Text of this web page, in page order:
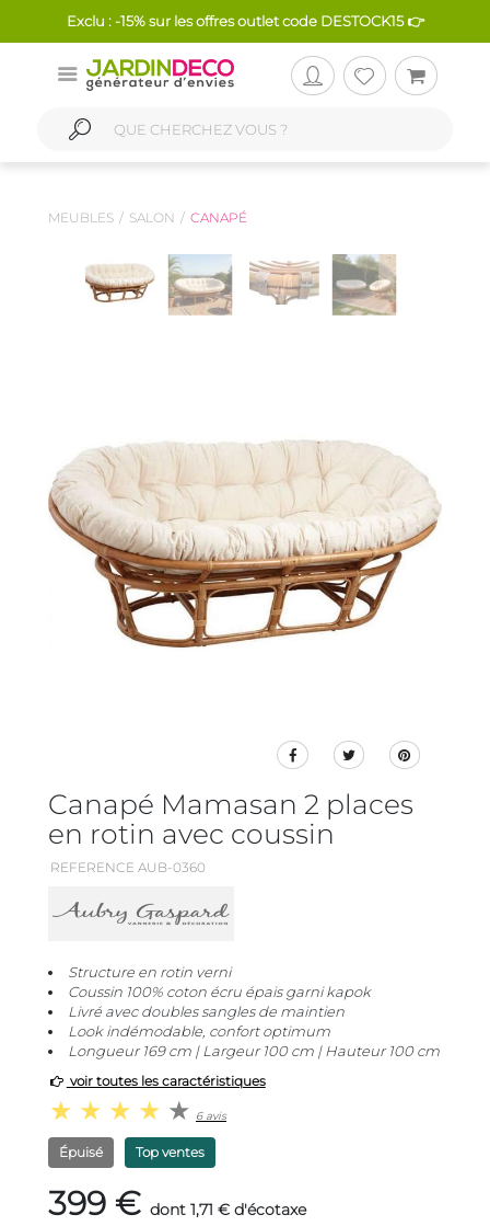
Exclu : -15% sur les offres outlet code DESTOCK15 👉
MEUBLES SALON CANAPÉ
Canapé Mamasan 2 places
en rotin avec coussin
REFERENCE AUB-0360
Structure en rotin verni
Coussin 100% coton écru épais garni kapok
Livré avec doubles sangles de maintien
Look indémodable, confort optimum
Longueur 169 cm | Largeur 100 cm | Hauteur 100 cm
voir toutes les caractéristiques
6 avis
Épuisé Top ventes
399 € dont 1,71 € d'écotaxe